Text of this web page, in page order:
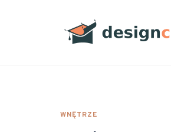
WNĘTRZE